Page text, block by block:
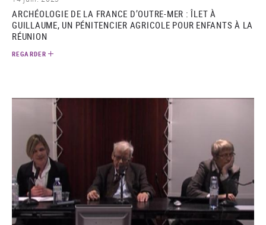
ARCHÉOLOGIE DE LA FRANCE D’OUTRE-MER : ÎLET À
GUILLAUME, UN PÉNITENCIER AGRICOLE POUR ENFANTS À LA
RÉUNION
REGARDER